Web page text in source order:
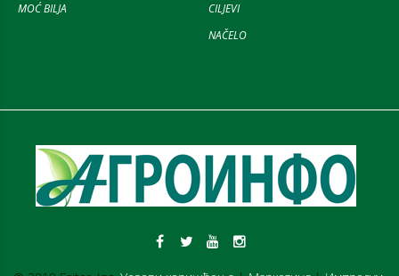
MOĆ BILJA
CILJEVI
NAČELO